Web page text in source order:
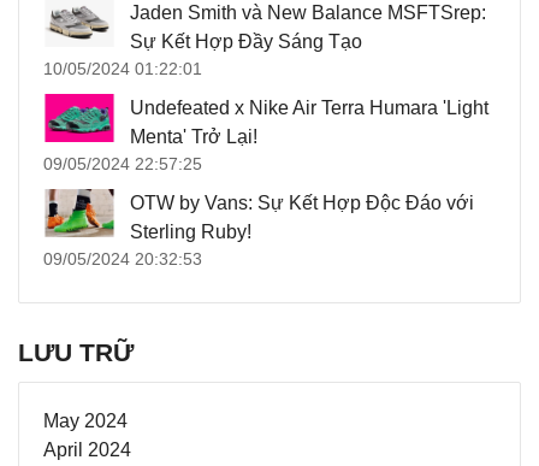
Jaden Smith và New Balance MSFTSrep:
Sự Kết Hợp Đầy Sáng Tạo
10/05/2024 01:22:01
Undefeated x Nike Air Terra Humara 'Light
Menta' Trở Lại!
09/05/2024 22:57:25
OTW by Vans: Sự Kết Hợp Độc Đáo với
Sterling Ruby!
09/05/2024 20:32:53
LƯU TRỮ
May 2024
April 2024